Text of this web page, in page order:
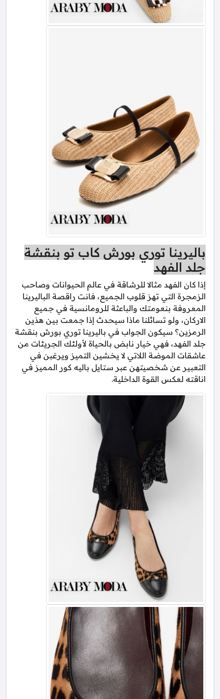
باليرينا توري بورش كاب تو بنقشة
جلد الفهد
إذا كان الفهد مثالا للرشاقة في عالم الحيوانات وصاحب
الزمجرة التي تهز قلوب الجميع، فانت راقصة الباليرينا
المعروفة بنعومتك والباعثة للرومانسية في جميع
الاركان، ولو تسائلنا ماذا سيحدث إذا جمعت بين هذين
الرمزين؟ سيكون الجواب في باليرينا توري بورش بنقشة
جلد الفهد، فهي خيار نابض بالحياة لأولئك الجريئات من
عاشقات الموضة اللاتي لا يخشين التميز ويرغبن في
التعبير عن شخصيتهن عبر ستايل باليه كور المميز في
اناقته لعكس القوة الداخلية.